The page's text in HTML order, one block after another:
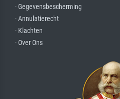
· Gegevensbescherming
· Annulatierecht
· Klachten
· Over Ons